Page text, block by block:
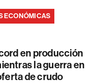
ECONÓMICAS
en producción
la guerra en
de crudo